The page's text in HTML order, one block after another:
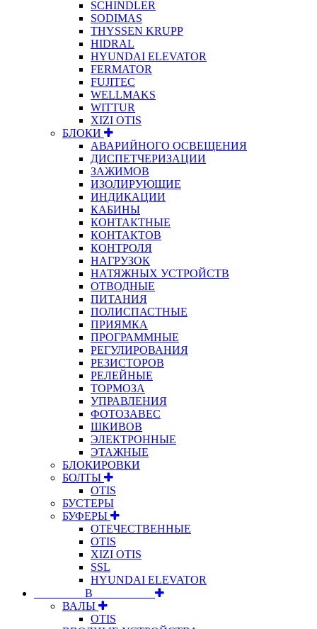
SCHINDLER
SODIMAS
THYSSEN KRUPP
HIDRAL
HYUNDAI ELEVATOR
FERMATOR
FUJITEC
WELLMAKS
WITTUR
XIZI OTIS
БЛОКИ
АВАРИЙНОГО ОСВЕЩЕНИЯ
ДИСПЕТЧЕРИЗАЦИИ
ЗАЖИМОВ
ИЗОЛИРУЮЩИЕ
ИНДИКАЦИИ
КАБИНЫ
КОНТАКТНЫЕ
КОНТАКТОВ
КОНТРОЛЯ
НАГРУЗОК
НАТЯЖНЫХ УСТРОЙСТВ
ОТВОДНЫЕ
ПИТАНИЯ
ПОЛИСПАСТНЫЕ
ПРИЯМКА
ПРОГРАММНЫЕ
РЕГУЛИРОВАНИЯ
РЕЗИСТОРОВ
РЕЛЕЙНЫЕ
ТОРМОЗА
УПРАВЛЕНИЯ
ФОТОЗАВЕС
ШКИВОВ
ЭЛЕКТРОННЫЕ
ЭТАЖНЫЕ
БЛОКИРОВКИ
БОЛТЫ
OTIS
БУСТЕРЫ
БУФЕРЫ
ОТЕЧЕСТВЕННЫЕ
OTIS
XIZI OTIS
SSL
HYUNDAI ELEVATOR
⠀⠀⠀⠀⠀⠀В⠀⠀⠀⠀⠀⠀⠀
ВАЛЫ
OTIS